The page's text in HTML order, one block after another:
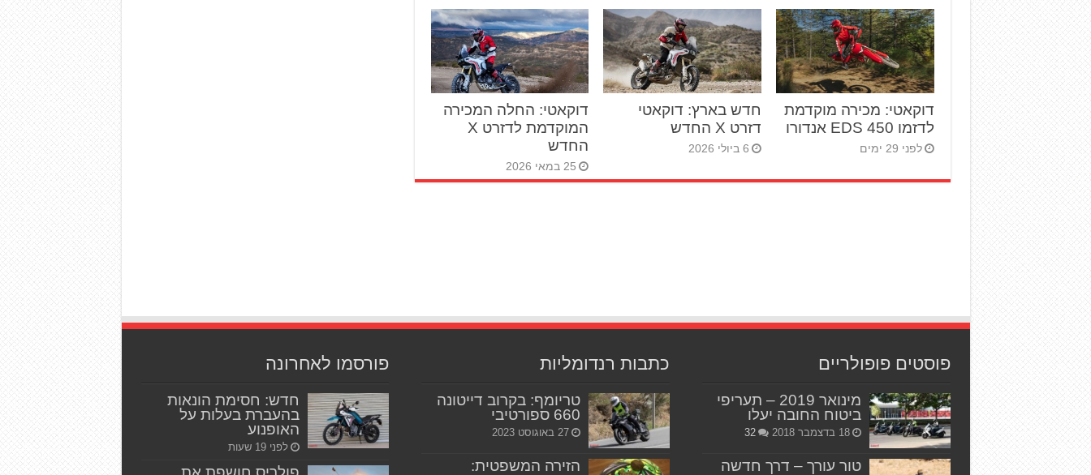
דוקאטי: מכירה מוקדמת
לדזמו 450 EDS אנדורו
לפני 29 ימים
חדש בארץ: דוקאטי
דזרט X החדש
6 ביולי 2026
דוקאטי: החלה המכירה
המוקדמת לדזרט X
החדש
25 במאי 2026
פוסטים פופולריים
מינואר 2019 – תעריפי
ביטוח החובה יעלו
18 בדצמבר 2018 32
טור עורך – דרך חדשה
כתבות רנדומליות
טריומף: בקרוב דייטונה
660 ספורטיבי
27 באוגוסט 2023
הזירה המשפטית:
פורסמו לאחרונה
חדש: חסימת הונאות
בהעברת בעלות על
האופנוע
לפני 19 שעות